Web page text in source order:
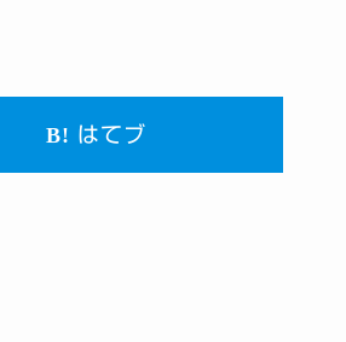
はてブ